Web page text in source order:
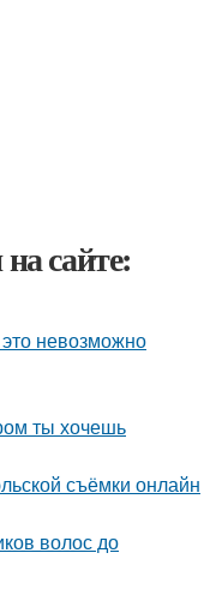
сайте:
это невозможно
ты хочешь
съёмки онлайн
волос до